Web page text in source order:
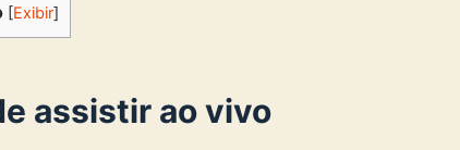
[Exibir]
assistir ao vivo